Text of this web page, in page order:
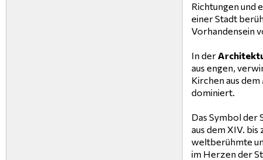
Richtungen und
einer Stadt
Vorhandensein
In der
aus engen,
Kirchen aus
dominiert.
Das Symbol der
aus dem XIV.
weltberühmte
im Herzen der